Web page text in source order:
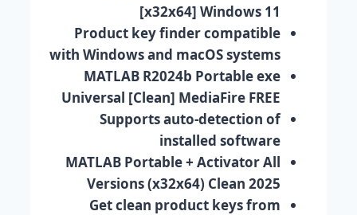
[x32x64] Windows 11
Product key finder compatible
with Windows and macOS systems
MATLAB R2024b Portable exe
Universal [Clean] MediaFire FREE
Supports auto-detection of
installed software
MATLAB Portable + Activator All
Versions (x32x64) Clean 2025
Get clean product keys from